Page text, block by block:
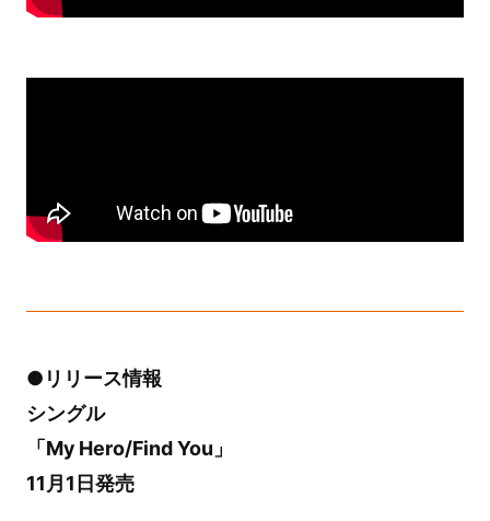
●リリース情報
シングル
「My Hero/Find You」
11月1日発売